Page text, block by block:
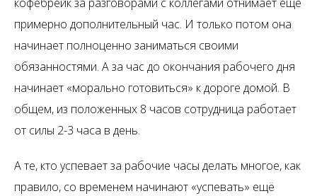
примерно дополнительный час. И только потом она
начинает полноценно заниматься своими
обязанностями. А за час до окончания рабочего дня
начинает «морально готовиться» к дороге домой. В
общем, из положенных 8 часов сотрудница работает
от силы 2-3 часа в день.
А те, кто успевает за рабочие часы делать многое, как
правило, со временем начинают «успевать» ещё